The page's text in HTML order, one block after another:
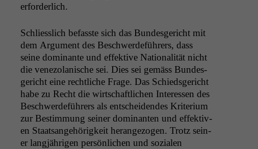
erforderlich.
Schliesslich befasste sich das Bun­des­gericht mit
dem Argu­ment des Beschw­erde­führers, dass
seine dom­i­nante und effek­tive Nation­al­ität nicht
die vene­zolanis­che sei. Dies sei gemäss Bun­des­
gericht eine rechtliche Frage. Das Schieds­gericht
habe zu Recht die wirtschaftlichen Inter­essen des
Beschw­erde­führers als entschei­den­des Kri­teri­um
zur Bes­tim­mung sein­er dom­i­nan­ten und effek­tiv­
en Staat­sange­hörigkeit herange­zo­gen. Trotz sein­
er langjähri­gen per­sön­lichen und sozialen